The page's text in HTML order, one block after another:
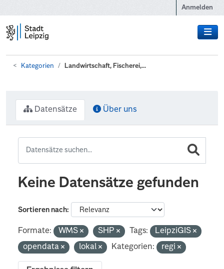
Anmelden
Kategorien Landwirtschaft, Fischerei,...
Datensätze Über uns
Keine Datensätze gefunden
Sortieren nach
Formate: WMS SHP Tags:
LeipziGIS
opendata
lokal Kategorien: regi